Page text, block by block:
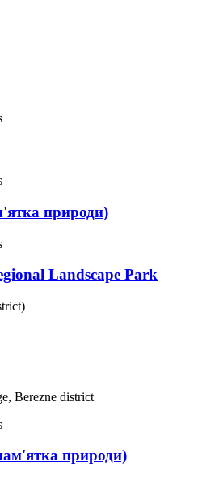
природи)
Landscape Park
Berezne district
природи)